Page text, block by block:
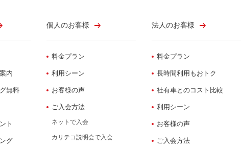
内
無料
ト
グ
個人のお客様
料金プラン
利用シーン
お客様の声
ご入会方法
ネットで入会
カリテコ説明会で入会
法人のお客様
料金プラン
長時間利用もおトク
社有車とのコスト比較
利用シーン
お客様の声
ご入会方法